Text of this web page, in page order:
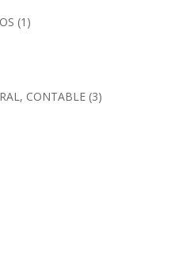
(1)
CONTABLE(3)